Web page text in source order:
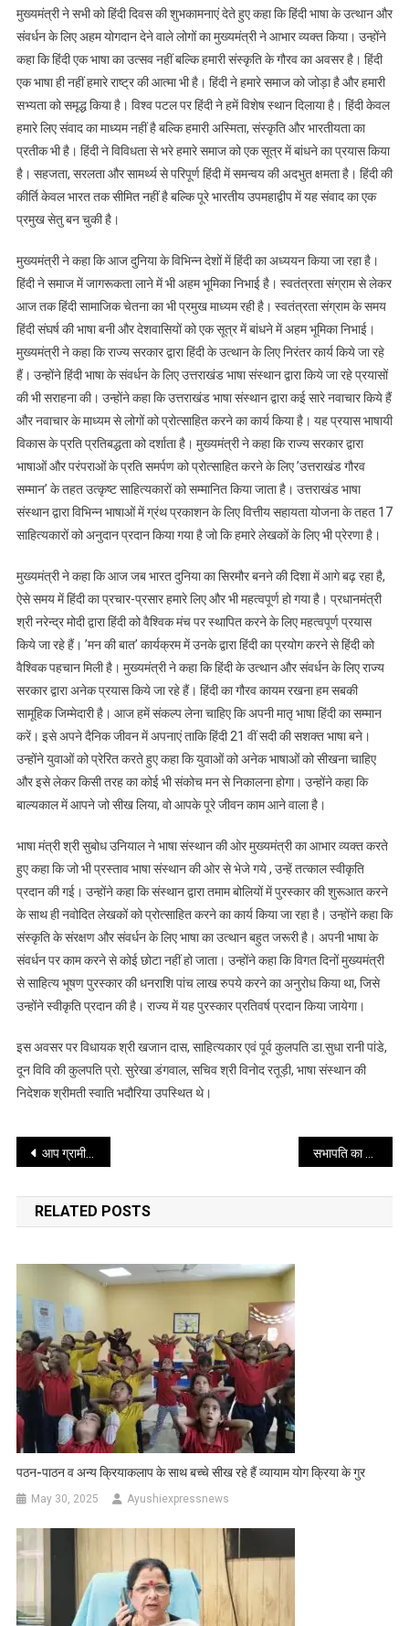
किया
मुख्यमंत्री
मुख्यमंत्री ने सभी को हिंदी दिवस की शुभकामनाएं देते हुए कहा कि हिंदी भाषा के उत्थान और
संवर्धन के लिए अहम योगदान देने वाले लोगों का मुख्यमंत्री ने आभार व्यक्त किया। उन्होंने
कहा कि हिंदी एक भाषा का उत्सव नहीं बल्कि हमारी संस्कृति के गौरव का अवसर है। हिंदी
एक भाषा ही नहीं हमारे राष्ट्र की आत्मा भी है। हिंदी ने हमारे समाज को जोड़ा है और हमारी
सभ्यता को समृद्ध किया है। विश्व पटल पर हिंदी ने हमें विशेष स्थान दिलाया है। हिंदी केवल
हमारे लिए संवाद का माध्यम नहीं है बल्कि हमारी अस्मिता, संस्कृति और भारतीयता का
प्रतीक भी है। हिंदी ने विविधता से भरे हमारे समाज को एक सूत्र में बांधने का प्रयास किया
है। सहजता, सरलता और सामर्थ्य से परिपूर्ण हिंदी में समन्वय की अदभुत क्षमता है। हिंदी की
कीर्ति केवल भारत तक सीमित नहीं है बल्कि पूरे भारतीय उपमहाद्वीप में यह संवाद का एक
प्रमुख सेतु बन चुकी है।
मुख्यमंत्री ने कहा कि आज दुनिया के विभिन्न देशों में हिंदी का अध्ययन किया जा रहा है।
हिंदी ने समाज में जागरूकता लाने में भी अहम भूमिका निभाई है। स्वतंत्रता संग्राम से लेकर
आज तक हिंदी सामाजिक चेतना का भी प्रमुख माध्यम रही है। स्वतंत्रता संग्राम के समय
हिंदी संघर्ष की भाषा बनी और देशवासियों को एक सूत्र में बांधने में अहम भूमिका निभाई।
मुख्यमंत्री ने कहा कि राज्य सरकार द्वारा हिंदी के उत्थान के लिए निरंतर कार्य किये जा रहे
हैं। उन्होंने हिंदी भाषा के संवर्धन के लिए उत्तराखंड भाषा संस्थान द्वारा किये जा रहे प्रयासों
की भी सराहना की। उन्होंने कहा कि उत्तराखंड भाषा संस्थान द्वारा कई सारे नवाचार किये हैं
और नवाचार के माध्यम से लोगों को प्रोत्साहित करने का कार्य किया है। यह प्रयास भाषायी
विकास के प्रति प्रतिबद्धता को दर्शाता है। मुख्यमंत्री ने कहा कि राज्य सरकार द्वारा
भाषाओं और परंपराओं के प्रति समर्पण को प्रोत्साहित करने के लिए ’उत्तराखंड गौरव
सम्मान’ के तहत उत्कृष्ट साहित्यकारों को सम्मानित किया जाता है। उत्तराखंड भाषा
संस्थान द्वारा विभिन्न भाषाओं में ग्रंथ प्रकाशन के लिए वित्तीय सहायता योजना के तहत 17
साहित्यकारों को अनुदान प्रदान किया गया है जो कि हमारे लेखकों के लिए भी प्रेरणा है।
मुख्यमंत्री ने कहा कि आज जब भारत दुनिया का सिरमौर बनने की दिशा में आगे बढ़ रहा है,
ऐसे समय में हिंदी का प्रचार-प्रसार हमारे लिए और भी महत्वपूर्ण हो गया है। प्रधानमंत्री
श्री नरेन्द्र मोदी द्वारा हिंदी को वैश्विक मंच पर स्थापित करने के लिए महत्वपूर्ण प्रयास
किये जा रहे हैं। ’मन की बात’ कार्यक्रम में उनके द्वारा हिंदी का प्रयोग करने से हिंदी को
वैश्विक पहचान मिली है। मुख्यमंत्री ने कहा कि हिंदी के उत्थान और संवर्धन के लिए राज्य
सरकार द्वारा अनेक प्रयास किये जा रहे हैं। हिंदी का गौरव कायम रखना हम सबकी
सामूहिक जिम्मेदारी है। आज हमें संकल्प लेना चाहिए कि अपनी मातृ भाषा हिंदी का सम्मान
करें। इसे अपने दैनिक जीवन में अपनाएं ताकि हिंदी 21 वीं सदी की सशक्त भाषा बने।
उन्होंने युवाओं को प्रेरित करते हुए कहा कि युवाओं को अनेक भाषाओं को सीखना चाहिए
और इसे लेकर किसी तरह का कोई भी संकोच मन से निकालना होगा। उन्होंने कहा कि
बाल्यकाल में आपने जो सीख लिया, वो आपके पूरे जीवन काम आने वाला है।
भाषा मंत्री श्री सुबोध उनियाल ने भाषा संस्थान की ओर मुख्यमंत्री का आभार व्यक्त करते
हुए कहा कि जो भी प्रस्ताव भाषा संस्थान की ओर से भेजे गये , उन्हें तत्काल स्वीकृति
प्रदान की गई। उन्होंने कहा कि संस्थान द्वारा तमाम बोलियों में पुरस्कार की शुरूआत करने
के साथ ही नवोदित लेखकों को प्रोत्साहित करने का कार्य किया जा रहा है। उन्होंने कहा कि
संस्कृति के संरक्षण और संवर्धन के लिए भाषा का उत्थान बहुत जरूरी है। अपनी भाषा के
संवर्धन पर काम करने से कोई छोटा नहीं हो जाता। उन्होंने कहा कि विगत दिनों मुख्यमंत्री
से साहित्य भूषण पुरस्कार की धनराशि पांच लाख रुपये करने का अनुरोध किया था, जिसे
उन्होंने स्वीकृति प्रदान की है। राज्य में यह पुरस्कार प्रतिवर्ष प्रदान किया जायेगा।
इस अवसर पर विधायक श्री खजान दास, साहित्यकार एवं पूर्व कुलपति डा.सुधा रानी पांडे,
दून विवि की कुलपति प्रो. सुरेखा डंगवाल, सचिव श्री विनोद रतूड़ी, भाषा संस्थान की
निदेशक श्रीमती स्वाति भदौरिया उपस्थित थे।
Post
navigation
आप ग्रामीण क्षेत्रों में चिकित्सा शिविर आयोजित कर लोगों को ओरल हेल्थ के बारे में जागरूक करें-राज्यपाल
RELATED POSTS
पठन-पाठन व अन्य क्रियाकलाप के साथ बच्चे सीख रहे हैं व्यायाम योग क्रिया के गुर
May 30, 2025 Ayushiexpressnews